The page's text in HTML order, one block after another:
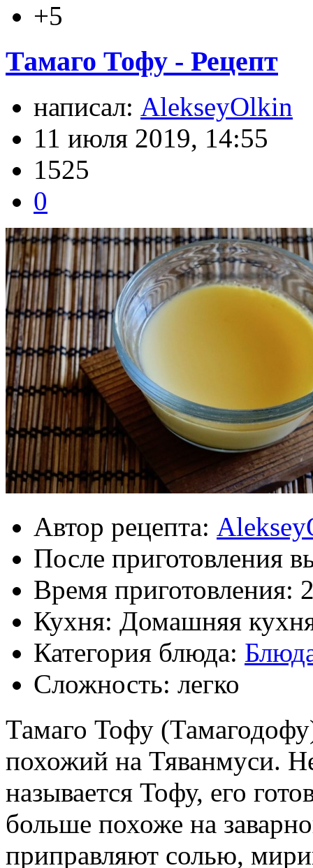
+5
Тамаго Тофу - Рецепт
написал: AlekseyOlkin
11 июля 2019, 14:55
1525
0
Автор рецепта:
После приготовления
Время приготовления:
Кухня: Домашняя
Категория блюда:
Сложность: легко
Тамаго Тофу
похожий на Тяванмуси.
называется Тофу, его
больше похоже на
приправляют солью,